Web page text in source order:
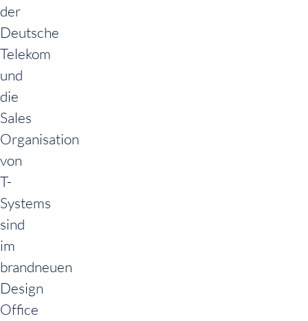
der
Deutsche
Telekom
und
die
Sales
Organisation
von
T-
Systems
sind
im
brandneuen
Design
Office